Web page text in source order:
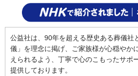
公益社は、90年を超える歴史ある葬儀社
儀」を理念に掲げ、ご家族様が心穏やか
えられるよう、丁寧で心のこもったサポ
提供しております。